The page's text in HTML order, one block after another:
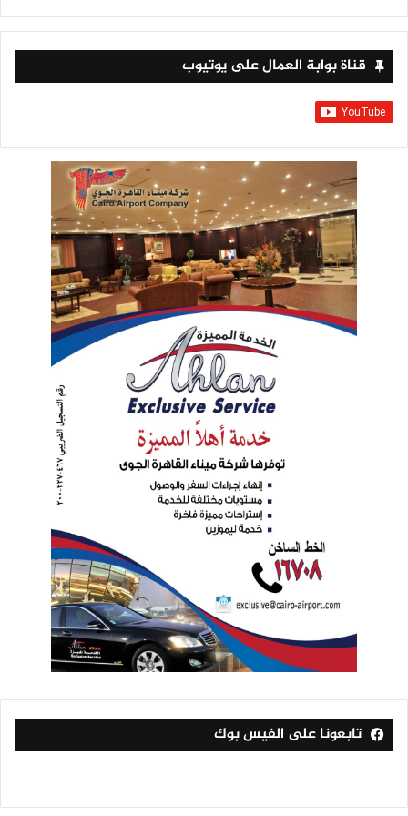
قناة بوابة العمال على يوتيوب
تابعونا على الفيس بوك